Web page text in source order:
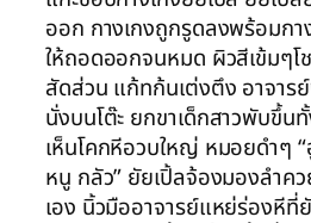
ออก กางเกงถูกรูดลงพร้อมกา
ให้ถอดออกจนหมด ผิวสีเข้มๆโ
สัดส่วน แก้ทก้นเต่งตึง อาจาร
นั่งบนโต๊ะ ยกขาเด็กสาวพับขึ้น
เห็นโคกหีอวบใหญ่ หมอยดำๆ
หนู กลัว” ยัยเปิ้ลจ้องมองลำค
เอง นิ้วมืออาจารย์แหย่ร่องหีที่